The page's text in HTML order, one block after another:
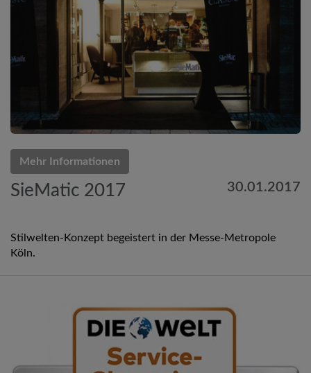
Mehr Informationen
SieMatic 2017 30.01.2017
Stilwelten-Konzept begeistert in der Messe-Metropole
Köln.